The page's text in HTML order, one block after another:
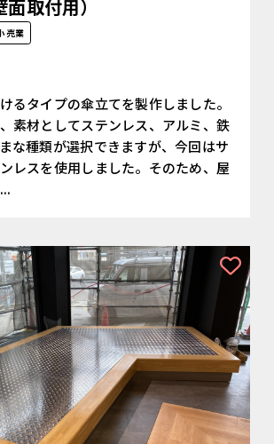
取付用）
売業
るタイプの傘立てを製作しました。
素材としてステンレス、アルミ、鉄
な種類が選択できますが、今回はサ
レスを使用しました。そのため、屋